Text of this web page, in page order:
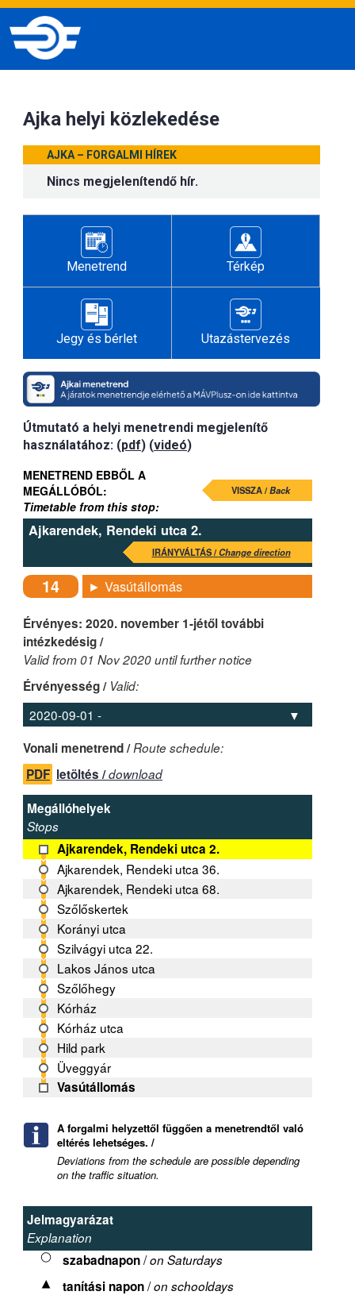
Ajka helyi közlekedése
AJKA – FORGALMI HÍREK
Nincs megjelenítendő hír.
Menetrend Térkép
Jegy és bérlet Utazástervezés
Útmutató a helyi menetrendi megjelenítő
használatához: (pdf) (videó)
MENETREND EBBŐL A
MEGÁLLÓBÓL:
Timetable from this stop:
VISSZA /Back
Ajkarendek, Rendeki utca 2.
IRÁNYVÁLTÁS /Change direction
14 ► Vasútállomás
Érvényes: 2020. november 1-jétől további
intézkedésig /
Valid from 01 Nov 2020 until further notice
Érvényesség / Valid:
Vonali menetrend /Route schedule:
PDF letöltés /download
Megállóhelyek
Stops
Ajkarendek, Rendeki utca 2.
Ajkarendek, Rendeki utca 36.
Ajkarendek, Rendeki utca 68.
Szőlőskertek
Korányi utca
Szilvágyi utca 22.
Lakos János utca
Szőlőhegy
Kórház
Kórház utca
Hild park
Üveggyár
Vasútállomás
A forgalmi helyzettől függően a menetrendtől való
eltérés lehetséges. /
Deviations from the schedule are possible depending
on the traffic situation.
Jelmagyarázat
Explanation
szabadnapon/on Saturdays
tanítási napon/on schooldays